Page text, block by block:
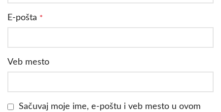
E-pošta *
Veb mesto
Sačuvaj moje ime, e-poštu i veb mesto u ovom